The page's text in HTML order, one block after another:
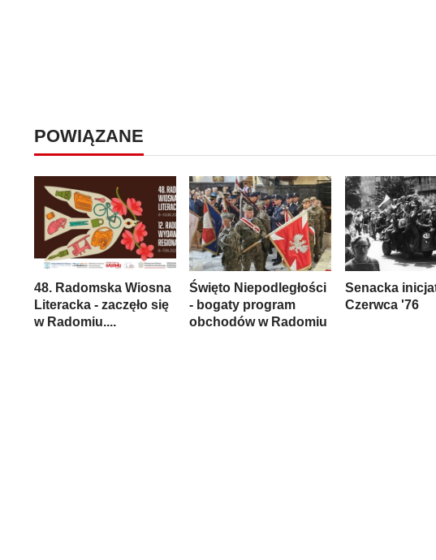
POWIĄZANE
48. Radomska Wiosna
Literacka - zaczęło się
w Radomiu....
Święto Niepodległości
- bogaty program
obchodów w Radomiu
Senacka
Czerwca '76